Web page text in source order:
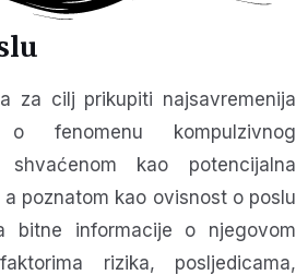
za cilj prikupiti najsavremenija
fenomenu kompulzivnog
shvaćenom kao potencijalna
poznatom kao ovisnost o poslu
bitne informacije o njegovom
rizika, posljedicama,